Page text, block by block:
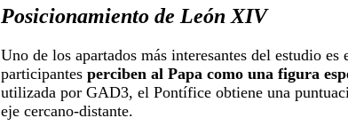
Posicionamiento de León XIV
Uno de los apartados más interesantes del estudio es
participantes perciben al Papa como una figura
utilizada por GAD3, el Pontífice obtiene una
eje cercano-distante.